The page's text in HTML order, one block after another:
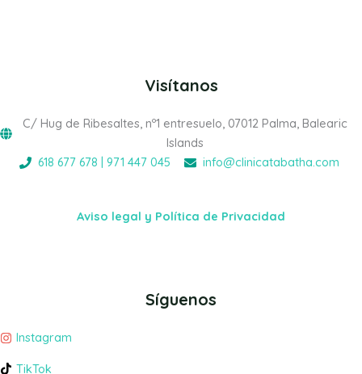
Visítanos
C/ Hug de Ribesaltes, nº1 entresuelo, 07012 Palma, Balearic
Islands
618 677 678 | 971 447 045
info@clinicatabatha.com
Aviso legal y Política de Privacidad
Síguenos
Instagram
TikTok